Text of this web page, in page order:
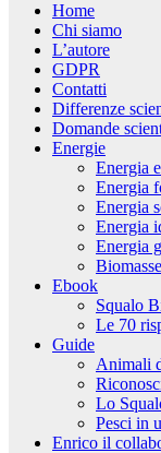
Home
Chi siamo
L’autore
GDPR
Contatti
Differenze
Domande
Energie
Energia
Energia
Energia
Energia
Energia
Biomasse
Ebook
Squalo
Le 70
Guide
Animali
Lo
Pesci in
Enrico il